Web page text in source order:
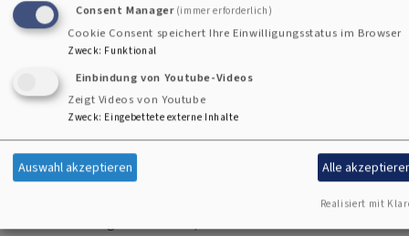
Was wir konkret tun
Consent Manager (immer erforderlich)
Cookie Consent speichert Ihre Einwilligungsstatus im Browser
Zweck: Funktional
Einbindung von Youtube-Videos
Zeigt Videos von Youtube
Zweck: Eingebettete externe Inhalte
Auswahl akzeptieren Alle
Realisiert mit